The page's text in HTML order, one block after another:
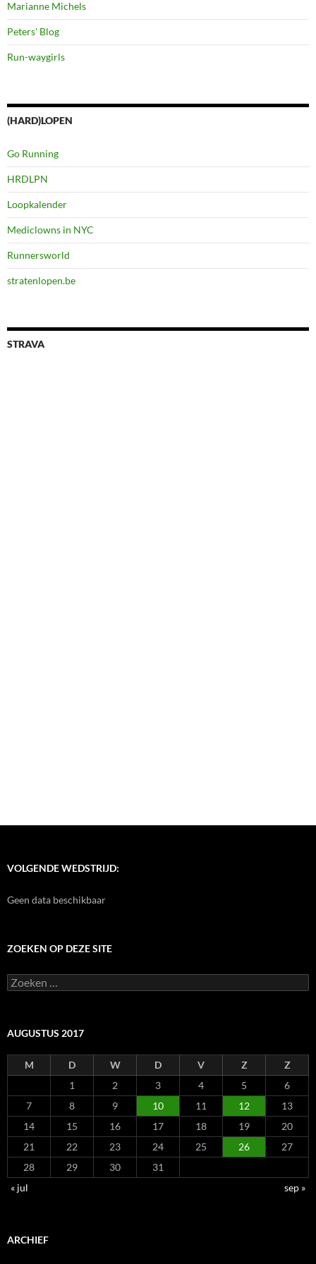
Marianne Michels
Peters' Blog
Run-waygirls
(HARD)LOPEN
Go Running
HRDLPN
Loopkalender
Mediclowns in NYC
Runnersworld
stratenlopen.be
STRAVA
VOLGENDE WEDSTRIJD:
Geen data beschikbaar
ZOEKEN OP DEZE SITE
Zoeken
naar:
AUGUSTUS 2017
M D W D V Z
Z
1
2 3 4 5
6
7
8 9 10 11 12
13
14
15 16 17 18 19
20
21
22 23 24 25 26
27
28
29 30
31
« jul
sep »
ARCHIEF